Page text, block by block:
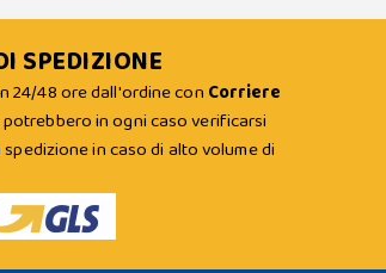
SPEDIZIONE
24/48 ore dall'ordine con Corriere
potrebbero in ogni caso verificarsi
in caso di alto volume di